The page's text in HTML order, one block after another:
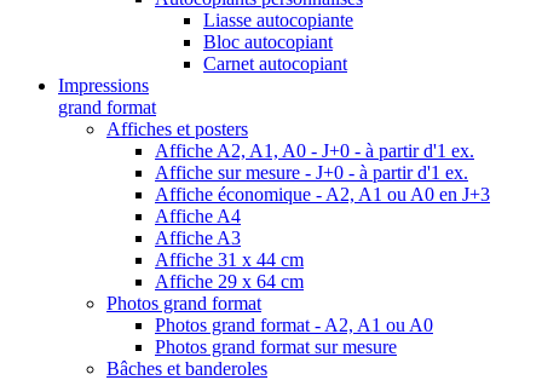
Liasse autocopiante
Bloc autocopiant
Carnet autocopiant
Impressions
grand format
Affiches et posters
Affiche A2, A1, A0 - J+0 - à partir d'1 ex.
Affiche sur mesure - J+0 - à partir d'1 ex.
Affiche économique - A2, A1 ou A0 en J+3
Affiche A4
Affiche A3
Affiche 31 x 44 cm
Affiche 29 x 64 cm
Photos grand format
Photos grand format - A2, A1 ou A0
Photos grand format sur mesure
Bâches et banderoles